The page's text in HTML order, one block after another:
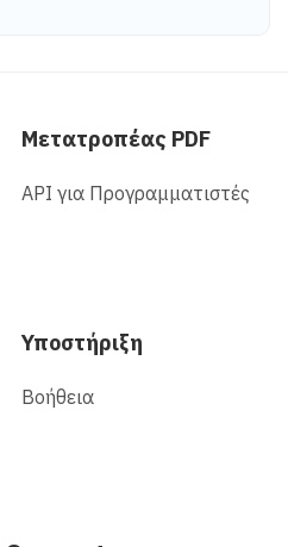
Μετατροπέας PDF
API για Προγραμματιστές
Υποστήριξη
Βοήθεια